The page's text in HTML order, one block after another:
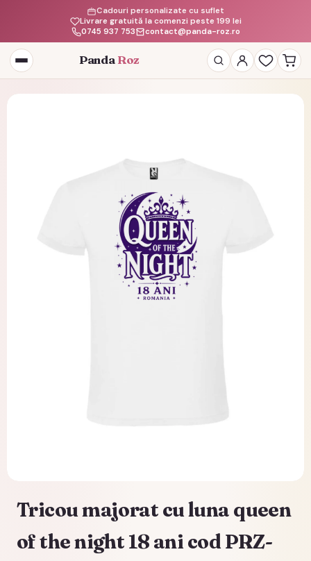
Livrare gratuită la comenzi peste 199 lei
Cadouri personalizate cu suflet
0745 937 753
contact@panda-roz.ro
Deschide
meniul
Panda Roz
Tricou majorat cu luna queen
of the night 18 ani cod PRZ-